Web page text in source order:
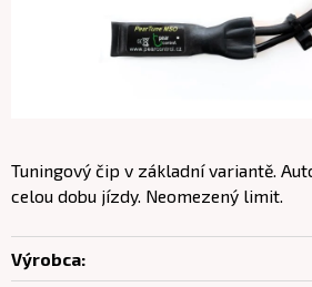
Tuningový čip v základní variantě.
celou dobu jízdy. Neomezený limit.
Výrobca: